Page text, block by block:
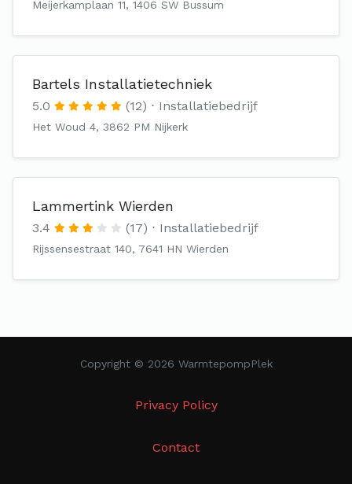
Meijerkamplaan 11, 1406 SW Bussum
Bartels Installatietechniek
5.0 (12) Installatiebedrijf
Het Woud 4, 3862 PM Nijkerk
Lammertink Wierden
3.4 (17) Installatiebedrijf
Rijssensestraat 140, 7641 HN Wierden
Copyright © 2026 WarmtepompPlek
Privacy Policy
Contact